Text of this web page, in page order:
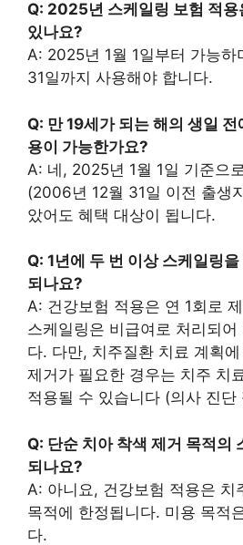
Q: 2025년 스케일링 보험 적용
있나요?
A: 2025년 1월 1일부터 가능하
31일까지 사용해야 합니다.
Q: 만 19세가 되는 해의 생일
용이 가능한가요?
A: 네, 2025년 1월 1일 기준으
(2006년 12월 31일 이전 출생
았어도 혜택 대상이 됩니다.
Q: 1년에 두 번 이상 스케일링을
되나요?
A: 건강보험 적용은 연 1회로
스케일링은 비급여로 처리되어
다. 다만, 치주질환 치료 계획
제거가 필요한 경우는 치주 치
적용될 수 있습니다 (의사 진단
Q: 단순 치아 착색 제거 목적의
되나요?
A: 아니요, 건강보험 적용은 치
목적에 한정됩니다. 미용 목적
다.